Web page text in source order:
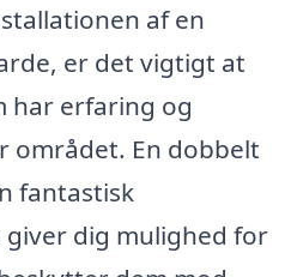
af en
er det vigtigt at
har erfaring og
området. En dobbelt
fantastisk
dig mulighed for